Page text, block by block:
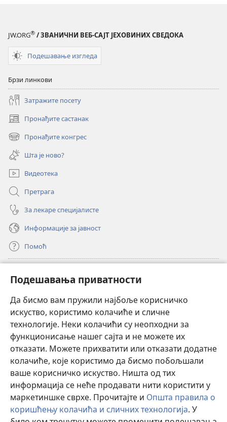
Подешавања приватности
Да бисмо вам пружили најбоље корисничко
искуство, користимо колачиће и сличне
технологије. Неки колачићи су неопходни за
функционисање нашег сајта и не можете их
отказати. Можете прихватити или отказати додатне
колачиће, које користимо да бисмо побољшали
ваше корисничко искуство. Ништа од тих
информација се неће продавати нити користити у
маркетиншке сврхе. Прочитајте и Општа правила о
коришћењу колачића и сличних технологија. У
JW.ORG® / ЗВАНИЧНИ ВЕБ-САЈТ ЈЕХОВИНИХ СВЕДОКА
Подешавање изгледа
Брзи линкови
Затражите посету
Пронађите састанак
(отвара
нови
прозор)
Пронађите конгрес
(отвара
нови
прозор)
Шта је ново?
Видеотека
Претрага
За лекаре специјалисте
Информације за јавност
Помоћ
(отвара
нови
прозор)ОНЛАЈН БИБЛИОТЕКА Watchtower
(отвара
нови
прозор)JW Hub®
(отвара
нови
прозор)JW Library
Watchtower Library ®